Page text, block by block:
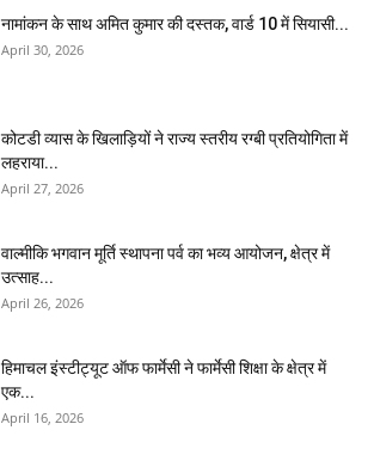
नामांकन के साथ अमित कुमार की दस्तक, वार्ड 10 में सियासी...
April 30, 2026
कोटडी व्यास के खिलाड़ियों ने राज्य स्तरीय रग्बी प्रतियोगिता में
लहराया...
April 27, 2026
वाल्मीकि भगवान मूर्ति स्थापना पर्व का भव्य आयोजन, क्षेत्र में
उत्साह...
April 26, 2026
हिमाचल इंस्टीट्यूट ऑफ फार्मेसी ने फार्मेसी शिक्षा के क्षेत्र में
एक...
April 16, 2026